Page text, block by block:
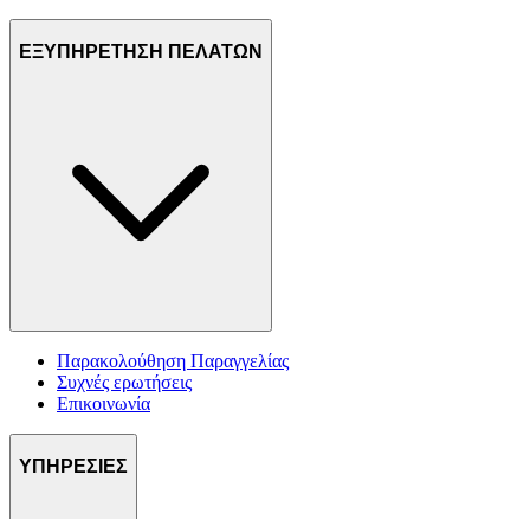
ΕΞΥΠΗΡΕΤΗΣΗ ΠΕΛΑΤΩΝ
Παρακολούθηση Παραγγελίας
Συχνές ερωτήσεις
Επικοινωνία
ΥΠΗΡΕΣΙΕΣ